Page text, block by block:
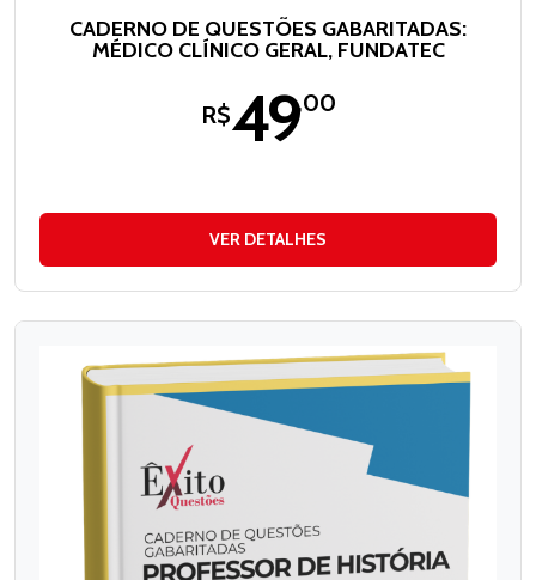
CADERNO DE QUESTÕES GABARITADAS:
MÉDICO CLÍNICO GERAL, FUNDATEC
R$49,00
VER DETALHES